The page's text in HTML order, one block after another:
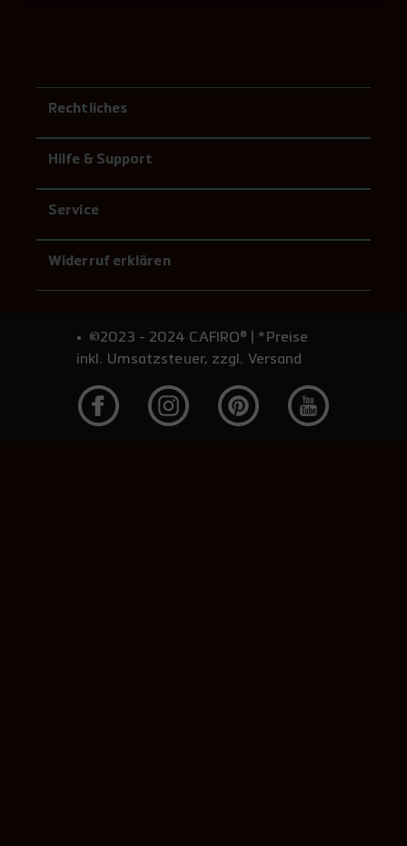
Rechtliches
Hilfe & Support
Service
Widerruf erklären
©2023 - 2024 CAFIRO® | *Preise
inkl. Umsatzsteuer, zzgl. Versand